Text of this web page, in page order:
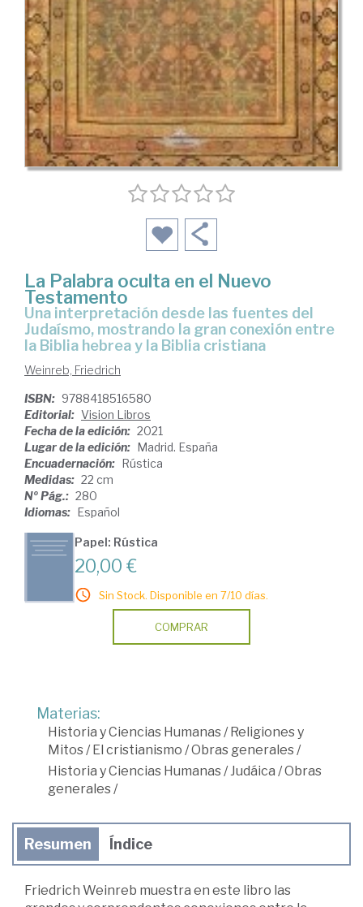
La Palabra oculta en el Nuevo
Testamento
una interpretación desde las fuentes del
Judaísmo, mostrando la gran conexión entre
la Biblia hebrea y la Biblia cristiana
Weinreb, Friedrich
ISBN: 9788418516580
Editorial: Vision Libros
Fecha de la edición: 2021
Lugar de la edición: Madrid. España
Encuadernación: Rústica
Medidas: 22 cm
Nº Pág.: 280
Idiomas: Español
Papel: Rústica
20,00 €
Sin Stock. Disponible en 7/10 días.
COMPRAR
Materias:
Historia y Ciencias Humanas /Religiones y
Mitos /El cristianismo /Obras generales /
Historia y Ciencias Humanas /Judáica /Obras
generales /
Resumen Índice
Friedrich Weinreb muestra en este libro las